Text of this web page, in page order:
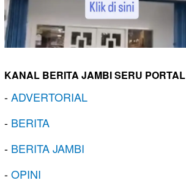
KANAL BERITA JAMBI SERU PORTAL
-ADVERTORIAL
- BERITA
- BERITA JAMBI
-OPINI